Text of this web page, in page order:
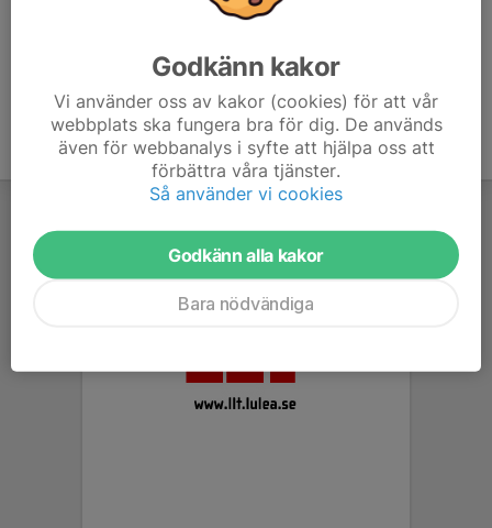
Godkänn kakor
Vi använder oss av kakor (cookies) för att vår
webbplats ska fungera bra för dig. De används
även för webbanalys i syfte att hjälpa oss att
förbättra våra tjänster.
Så använder vi cookies
Godkänn alla kakor
Bara nödvändiga